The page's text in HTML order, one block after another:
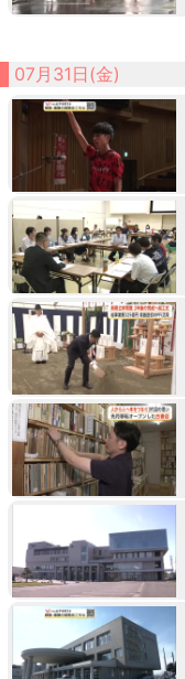
07月31日(金)